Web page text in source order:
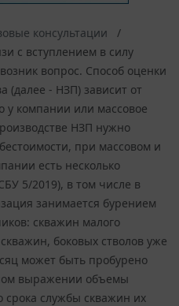
консультации
с вступлением в силу
вопрос. Способ оценки
(далее - НЗП) зависит от
у компании или массовое
НЗП нужно
при массовом и
есть несколько
5/2019), в том числе в
занимается бурением
скважин малого
боковых стволов уже
может быть пробурено
выражении объемы
срока службы скважин их